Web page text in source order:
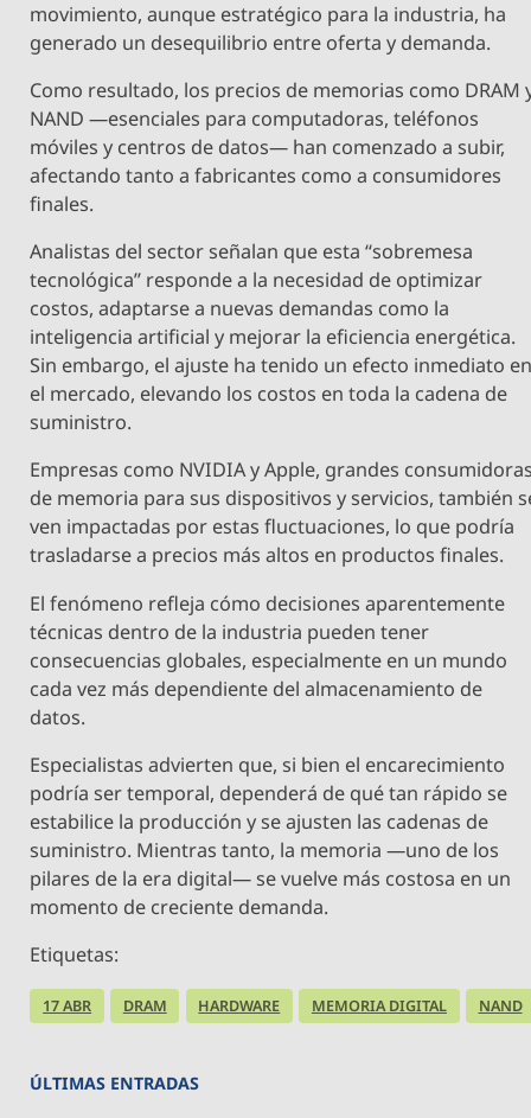
movimiento, aunque estratégico para la industria, ha
generado un desequilibrio entre oferta y demanda.
Como resultado, los precios de memorias como DRAM
NAND —esenciales para computadoras, teléfonos
móviles y centros de datos— han comenzado a subir,
afectando tanto a fabricantes como a consumidores
finales.
Analistas del sector señalan que esta “sobremesa
tecnológica” responde a la necesidad de optimizar
costos, adaptarse a nuevas demandas como la
inteligencia artificial y mejorar la eficiencia energética.
Sin embargo, el ajuste ha tenido un efecto inmediato
el mercado, elevando los costos en toda la cadena de
suministro.
Empresas como NVIDIA y Apple, grandes
de memoria para sus dispositivos y servicios, también
ven impactadas por estas fluctuaciones, lo que podría
trasladarse a precios más altos en productos finales.
El fenómeno refleja cómo decisiones aparentemente
técnicas dentro de la industria pueden tener
consecuencias globales, especialmente en un mundo
cada vez más dependiente del almacenamiento de
datos.
Especialistas advierten que, si bien el encarecimiento
podría ser temporal, dependerá de qué tan rápido se
estabilice la producción y se ajusten las cadenas de
suministro. Mientras tanto, la memoria —uno de los
pilares de la era digital— se vuelve más costosa en un
momento de creciente demanda.
Etiquetas:
17 ABR DRAM HARDWARE MEMORIA DIGITAL NAND
ÚLTIMAS ENTRADAS